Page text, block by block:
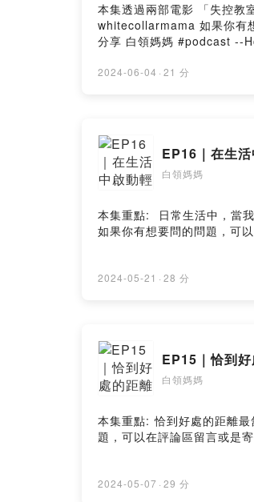
本集透過兩部電影 「失控教室」及「聽說
whitecollarmama 如果你有想要問的
分享 白領媽媽 #podcast --
2024-06-04 · 21 分
EP16｜在生
白領媽媽
本集重點: ️ 日常生活中，當我們面臨壓力、失去動力、情緒波動的時候，我們可以試著用不同的方法來療癒自己 ＿＿＿＿＿＿＿＿ 白領媽媽IG ：whitecollarmama
如果你有想要問的問題，可
2024-05-21 · 28 分
EP15｜恰到
白領媽媽
本集重點: ️恰到好處的距離最舒服，懂得分寸的關係最長久。距離是分寸，也是一種尊重。 ＿＿＿＿＿＿＿＿ 白領媽媽IG ：whitecollarmama 如果你有想要問的問
2024-05-07 · 29 分